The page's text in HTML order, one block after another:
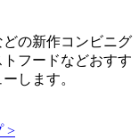
の新作コンビニグ
フードなどおすす
します。
>